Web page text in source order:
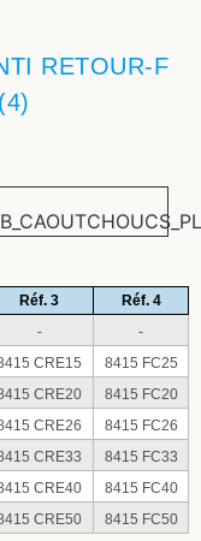
RETOUR-F
Réf. 3
Réf. 4
-
-
CRE15
8415 FC25
CRE20
8415 FC20
CRE26
8415 FC26
CRE33
8415 FC33
CRE40
8415 FC40
CRE50 8415 FC50